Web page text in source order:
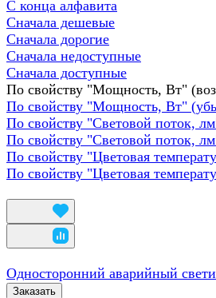
С конца алфавита
Сначала дешевые
Сначала дорогие
Сначала недоступные
Сначала доступные
По свойству "Мощность, Вт"
По свойству "Мощность, Вт"
По свойству "Световой поток,
По свойству "Световой поток,
По свойству "Цветовая
По свойству "Цветовая
Односторонний аварийный
Заказать